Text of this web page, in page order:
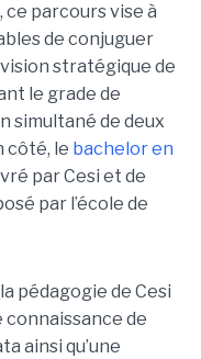
parcours vise à
de conjuguer
stratégique de
le grade de
simultané de deux
côté, le bachelor en
par Cesi et de
par l’école de
pédagogie de Cesi
de
ainsi qu’une